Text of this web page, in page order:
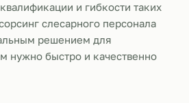
и гибкости таких
слесарного персонала
решением для
нужно быстро и качественно